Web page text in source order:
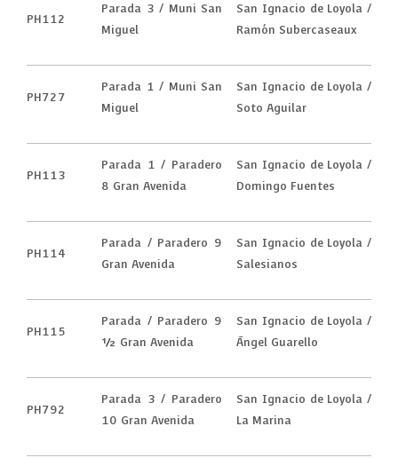
PH112
Parada 3 / Muni San
Miguel
San Ignacio de Loyola /
Ramón Subercaseaux
PH727
Parada 1 / Muni San
Miguel
San Ignacio de Loyola /
Soto Aguilar
PH113
Parada 1 / Paradero
8 Gran Avenida
San Ignacio de Loyola /
Domingo Fuentes
PH114
Parada / Paradero 9
Gran Avenida
San Ignacio de Loyola /
Salesianos
PH115
Parada / Paradero 9
1/2 Gran Avenida
San Ignacio de Loyola /
Ángel Guarello
PH792
Parada 3 / Paradero
10 Gran Avenida
San Ignacio de Loyola /
La Marina